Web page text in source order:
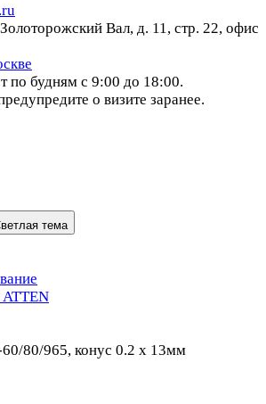
Вал, д. 11, стр. 22, офис
по будням с 9:00 до 18:00.
о визите заранее.
тема
60/80/965, конус 0.2 х 13мм